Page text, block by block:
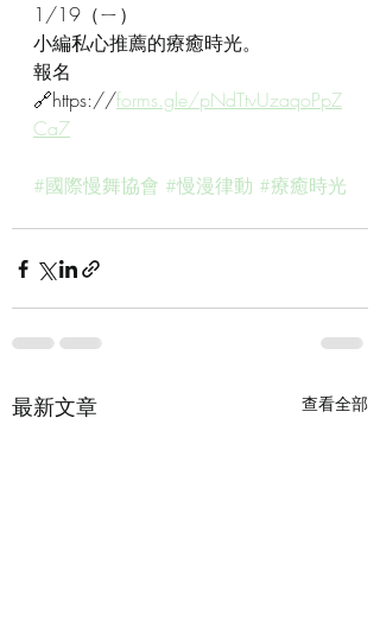
1/19（ㄧ）
小編私心推薦的療癒時光。
報名
🔗https://forms.gle/pNdTtvUzaqoPpZ
Ca7
#國際慢舞協會 #慢漫律動 #療癒時光
最新文章 查看全部